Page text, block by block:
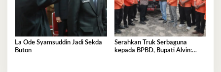
La Ode Syamsuddin Jadi Sekda
Buton
Serahkan Truk Serbaguna
kepada BPBD, Bupati Alvin: